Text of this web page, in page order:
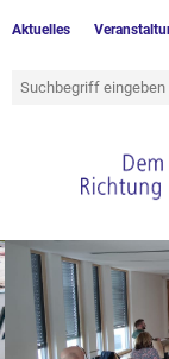
Aktuelles